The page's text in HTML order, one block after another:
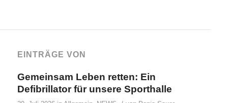
EINTRÄGE VON
Gemeinsam Leben retten: Ein
Defibrillator für unsere Sporthalle